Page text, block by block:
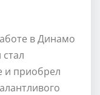
в Динамо
и приобрел